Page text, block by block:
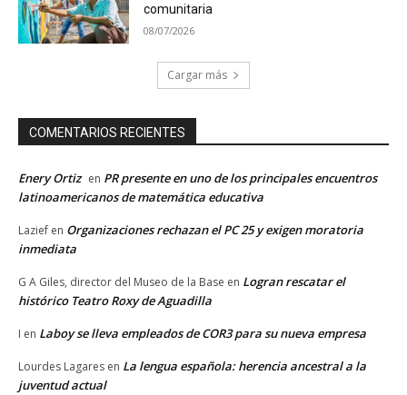
comunitaria
08/07/2026
Cargar más
COMENTARIOS RECIENTES
Enery Ortiz en PR presente en uno de los principales encuentros
latinoamericanos de matemática educativa
Lazief en Organizaciones rechazan el PC 25 y exigen moratoria
inmediata
G A Giles, director del Museo de la Base en Logran rescatar el
histórico Teatro Roxy de Aguadilla
I en Laboy se lleva empleados de COR3 para su nueva empresa
Lourdes Lagares en La lengua española: herencia ancestral a la
juventud actual